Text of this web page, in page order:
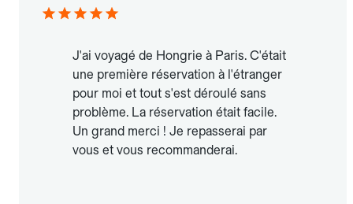
J'ai voyagé de Hongrie à Paris. C'était
une première réservation à l'étranger
pour moi et tout s'est déroulé sans
problème. La réservation était facile.
Un grand merci ! Je repasserai par
vous et vous recommanderai.